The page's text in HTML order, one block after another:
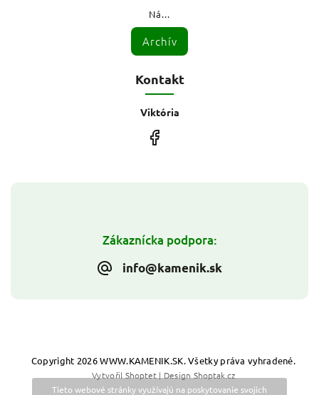
Tieto webové stránky využívajú na poskytovanie svojich
Zákaznícka podpora:
info@kamenik.sk
Ná...
Archív
Kontakt
Viktória
Copyright 2026WWW.KAMENIK.SK. Všetky práva vyhradené.
Vytvořil Shoptet| Design Shoptak.cz